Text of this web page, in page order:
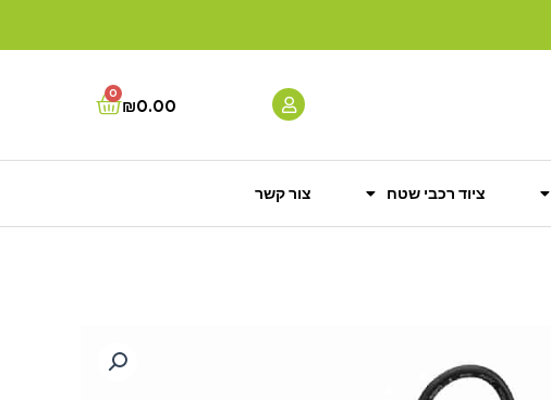
₪0.00
0
Cart
ציוד רכבי שטח צור קשר